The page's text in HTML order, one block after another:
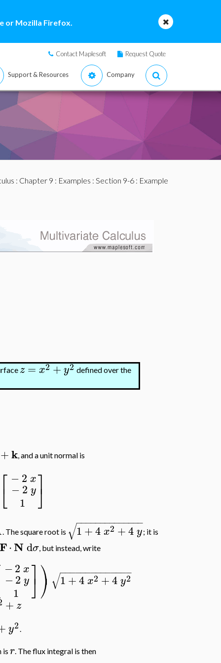
or Mozilla Firefox.
Contact Maplesoft Request Quote
Support & Resources Company
: Chapter 9 : Examples : Section 9-6: Example
z =x2 +y2 defined over the
+k, and a unit normal is
⎡
⎣
−2 x
−2 y
1 ⎤
⎦
. The square root is 1+4 x2 +4 y
− −
−−−−−−−−−−−−
√
; it is
F⋅Ndσ, but instead, write
−2 x
−2 y
1 ⎤
⎦⎞
⎠ 1+4 x2 +4y2
− −
−−−−−−−−−−−−
√
+ z
y2.
is r. The flux integral is then